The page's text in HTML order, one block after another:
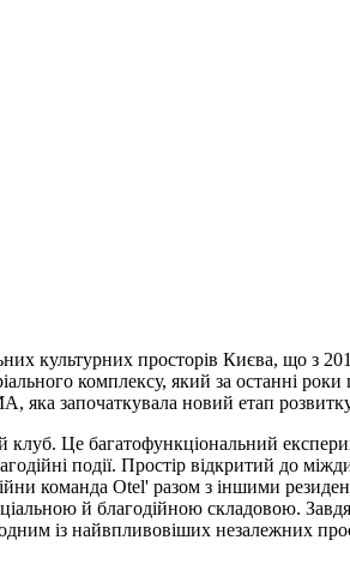
культурних просторів Києва, що з
комплексу, який за останні
яка започаткувала новий етап
Це багатофункціональний
події. Простір відкритий до
команда Otel' разом з іншими
й благодійною складовою.
із найвпливовіших незалежних